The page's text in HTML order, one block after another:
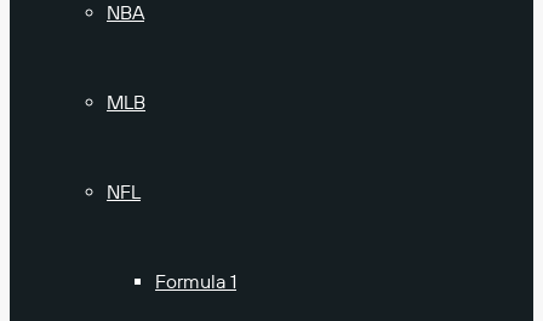
NBA
MLB
NFL
Formula 1